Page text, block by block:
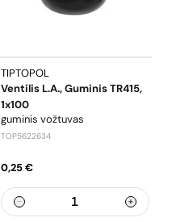
TIPTOPOL
Ventilis L.a., Guminis TR415,
1x100
guminis vožtuvas
TOP5622634
0,25 €